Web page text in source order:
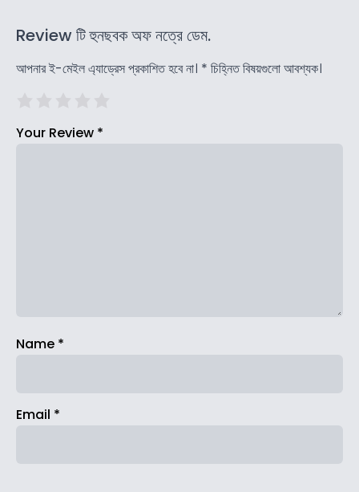
Review টি হুনছবক অফ নত্রে ডেম.
আপনার ই-মেইল এ্যাড্রেস প্রকাশিত হবে না। * চিহ্নিত বিষয়গুলো আবশ্যক।
Your Review *
Name *
Email *